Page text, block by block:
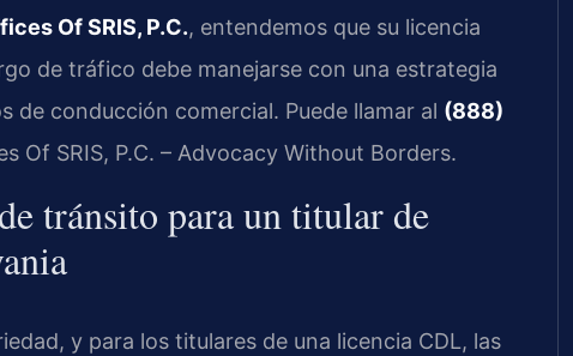
Of SRIS, P.C., entendemos que su licencia
de tráfico debe manejarse con una estrategia
de conducción comercial. Puede llamar al (888)
Of SRIS, P.C. – Advocacy Without Borders.
tránsito para un titular de
y para los titulares de una licencia CDL, las